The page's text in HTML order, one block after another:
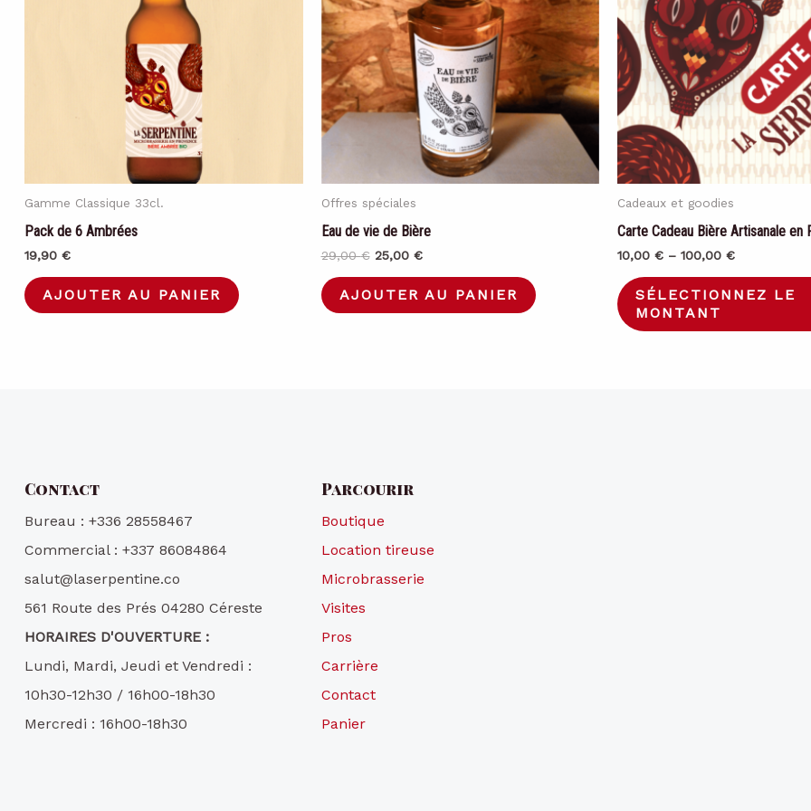
Gamme Classique 33cl.
Pack de 6 Ambrées
19,90 €
AJOUTER AU PANIER
Offres spéciales
Eau de vie de Bière
29,00€ Le
initial
était :
25,00 €Le
actuel
est :
AJOUTER AU PANIER
Cadeaux et goodies
Carte Cadeau Bière Artisanale en
10,00 € – 100,00 €
SÉLECTIONNEZ LE
MONTANT
Contact
Bureau : +336 28558467
Commercial : +337 86084864
salut@laserpentine.co
561 Route des Prés 04280 Céreste
HORAIRES D'OUVERTURE :
Lundi, Mardi, Jeudi et Vendredi :
10h30-12h30 / 16h00-18h30
Mercredi : 16h00-18h30
Parcourir
Boutique
Location tireuse
Microbrasserie
Visites
Pros
Carrière
Contact
Panier